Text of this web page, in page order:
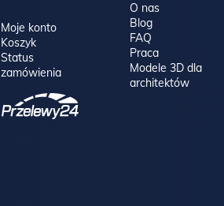
Moje konto
Koszyk
Status
zamówienia
O nas
Blog
FAQ
Praca
Modele 3D dla
architektów